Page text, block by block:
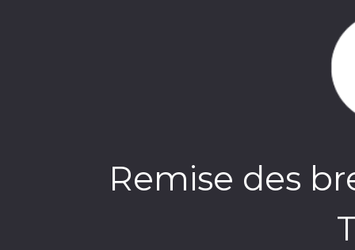
Remise des